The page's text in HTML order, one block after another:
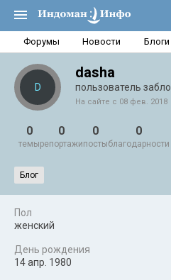
Форумы Новости Блоги
D
dasha
пользователь
На сайте с 08 фев. 2018
0
темы
0
репортажи
0
посты
0
благодарности
Блог
Пол
женский
День рождения
14 апр. 1980